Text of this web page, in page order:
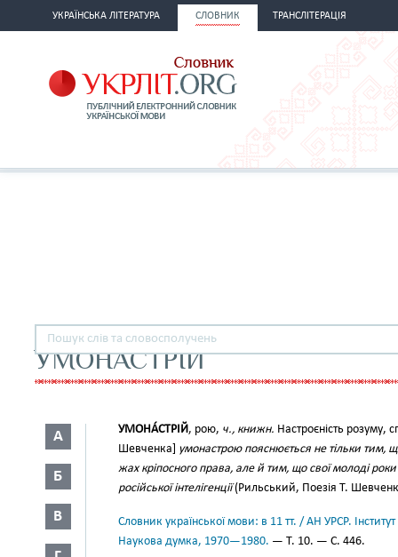
УКРАЇНСЬКА ЛІТЕРАТУРА СЛОВНИК ТРАНСЛІТЕРАЦІЯ
УМОНАСТРІЙ
А
Б
В
УМОНА́СТРІЙ, рою, ч., книжн. Настроєність розуму,
Шевченка] умонастрою пояснюється не тільки тим,
жах кріпосного права, але й тим, що свої молоді
російської інтелігенції(Рильський, Поезія Т.
Словник української мови: в 11 тт. / АН УРСР.
Наукова думка, 1970—1980. — Т. 10. — С. 446.